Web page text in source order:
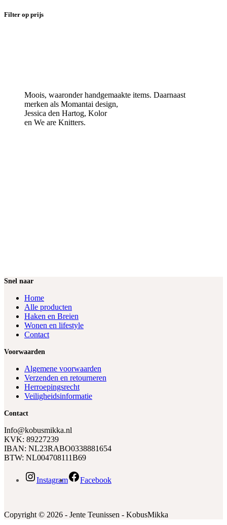
Filter op prijs
Moois, waaronder handgemaakte items. Daarnaast
merken als Momantai design,
Jessica den Hartog, Kolor
en We are Knitters.
Snel naar
Home
Alle producten
Haken en Breien
Wonen en lifestyle
Contact
Voorwaarden
Algemene voorwaarden
Verzenden en retourneren
Herroepingsrecht
Veiligheidsinformatie
Contact
Info@kobusmikka.nl
KVK: 89227239
IBAN: NL23RABO0338881654
BTW: NL004708111B69
Instagram Facebook
Copyright © 2026 - Jente Teunissen - KobusMikka